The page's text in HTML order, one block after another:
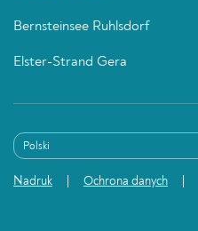
Bernsteinsee Ruhlsdorf
Elster-Strand Gera
Nadruk Ochrona danych